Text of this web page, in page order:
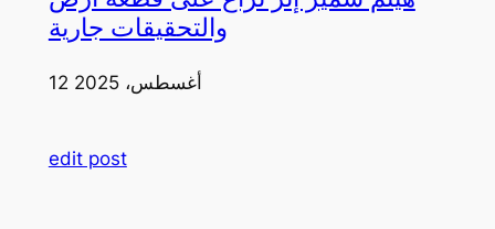
والتحقيقات جارية
12 أغسطس، 2025
edit post